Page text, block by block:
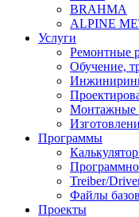
BRAHMA
ALPINE
Услуги
Ремонтные
Обучение,
Монтажные
Программы
Treiber/
Файлы
Проекты